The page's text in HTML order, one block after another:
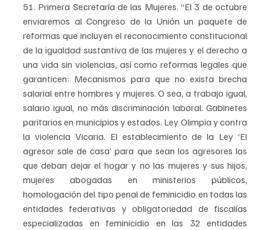
51. Primera Secretaría de las Mujeres. “El 3 de octubre
enviaremos al Congreso de la Unión un paquete de
reformas que incluyen el reconocimiento constitucional
de la igualdad sustantiva de las mujeres y el derecho a
una vida sin violencias, así como reformas legales que
garanticen: Mecanismos para que no exista brecha
salarial entre hombres y mujeres. O sea, a trabajo igual,
salario igual, no más discriminación laboral. Gabinetes
paritarios en municipios y estados. Ley Olimpia y contra
la violencia Vicaria. El establecimiento de la Ley ‘El
agresor sale de casa’ para que sean los agresores los
que deban dejar el hogar y no las mujeres y sus hijos,
mujeres abogadas en ministerios públicos,
homologación del tipo penal de feminicidio en todas las
entidades federativas y obligatoriedad de fiscalías
especializadas en feminicidio en las 32 entidades